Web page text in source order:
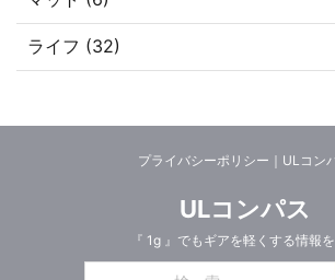
ライフ (32)
プライバシーポリシー｜ULコン
ULコンパス
『 1g 』でもギアを軽くする情報